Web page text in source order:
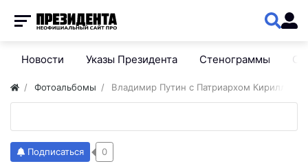
Новости Указы Президента Стенограммы
Фотоальбомы Владимир Путин с Патриархом Кириллом
Подписаться 0